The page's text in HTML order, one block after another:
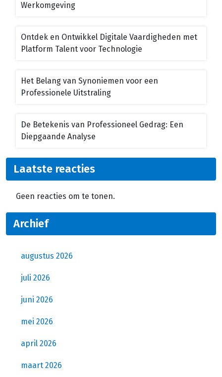
Werkomgeving
Ontdek en Ontwikkel Digitale Vaardigheden met
Platform Talent voor Technologie
Het Belang van Synoniemen voor een
Professionele Uitstraling
De Betekenis van Professioneel Gedrag: Een
Diepgaande Analyse
Laatste reacties
Geen reacties om te tonen.
Archief
augustus 2026
juli 2026
juni 2026
mei 2026
april 2026
maart 2026